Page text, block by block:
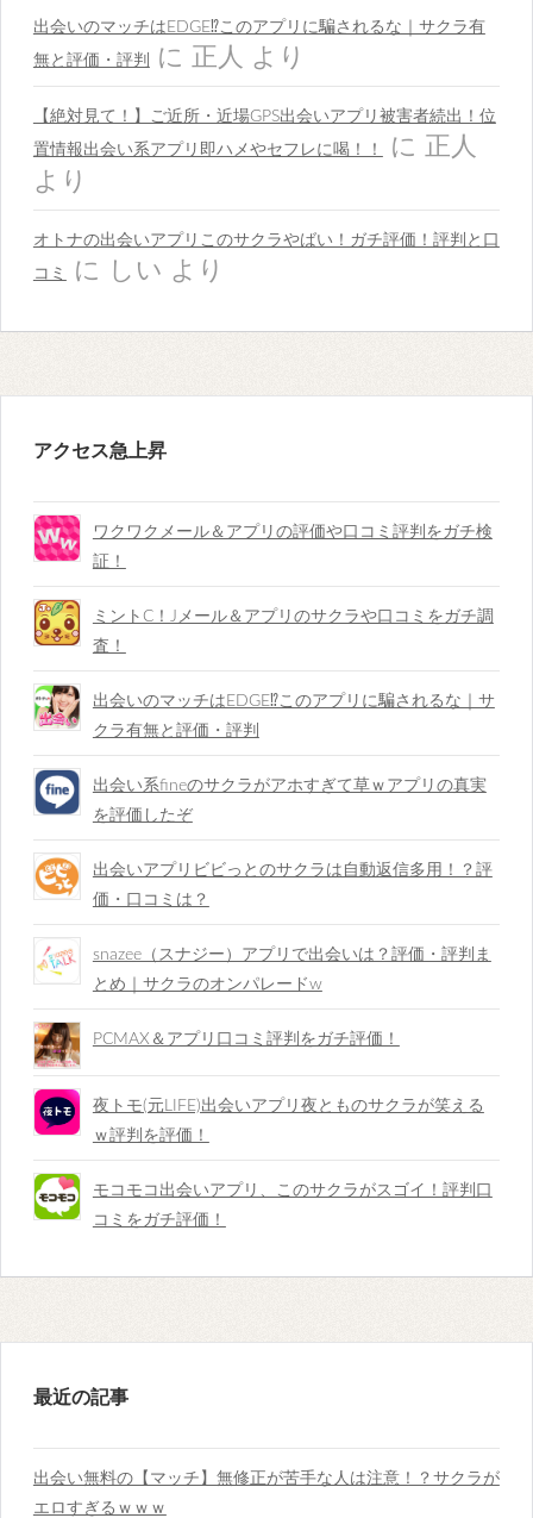
出会いのマッチはEDGE⁉︎このアプリに騙されるな｜サクラ有
無と評価・評判
に 正人 より
【絶対見て！】ご近所・近場GPS出会いアプリ被害者続出！位
置情報出会い系アプリ即ハメやセフレに喝！！
に
正人
より
オトナの出会いアプリこのサクラやばい！ガチ評価！評判と口
コミ
に しい より
アクセス急上昇
ワクワクメール＆アプリの評価や口コミ評判をガチ検
証！
ミントC！Jメール＆アプリのサクラや口コミをガチ調
査！
出会いのマッチはEDGE⁉︎このアプリに騙されるな｜サ
クラ有無と評価・評判
出会い系fineのサクラがアホすぎて草ｗアプリの真実
を評価したぞ
出会いアプリビビっとのサクラは自動返信多用！？評
価・口コミは？
snazee（スナジー）アプリで出会いは？評価・評判ま
とめ｜サクラのオンパレードw
PCMAX＆アプリ口コミ評判をガチ評価！
夜トモ(元LIFE)出会いアプリ夜とものサクラが笑える
ｗ評判を評価！
モコモコ出会いアプリ、このサクラがスゴイ！評判口
コミをガチ評価！
最近の記事
出会い無料の【マッチ】無修正が苦手な人は注意！？サクラが
エロすぎるｗｗｗ